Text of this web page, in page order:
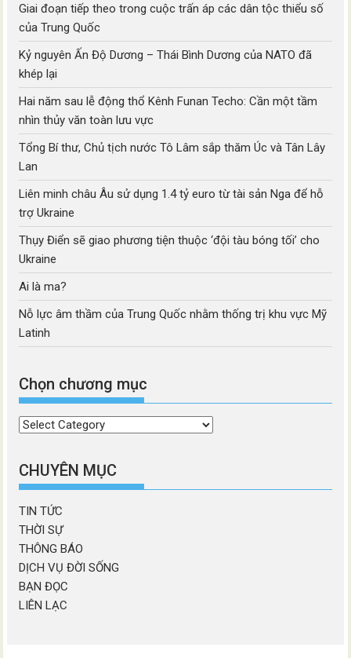
Giai đoạn tiếp theo trong cuộc trấn áp các dân tộc thiểu số
của Trung Quốc
Kỷ nguyên Ấn Độ Dương – Thái Bình Dương của NATO đã
khép lại
Hai năm sau lễ động thổ Kênh Funan Techo: Cần một tầm
nhìn thủy văn toàn lưu vực
Tổng Bí thư, Chủ tịch nước Tô Lâm sắp thăm Úc và Tân Lây
Lan
Liên minh châu Âu sử dụng 1.4 tỷ euro từ tài sản Nga để hỗ
trợ Ukraine
Thụy Điển sẽ giao phương tiện thuộc ‘đội tàu bóng tối’ cho
Ukraine
Ai là ma?
Nỗ lực âm thầm của Trung Quốc nhằm thống trị khu vực Mỹ
Latinh
Chọn chương mục
Chọn
mục
CHUYÊN MỤC
TIN TỨC
THỜI SỰ
THÔNG BÁO
DỊCH VỤ ĐỜI SỐNG
BẠN ĐỌC
LIÊN LẠC